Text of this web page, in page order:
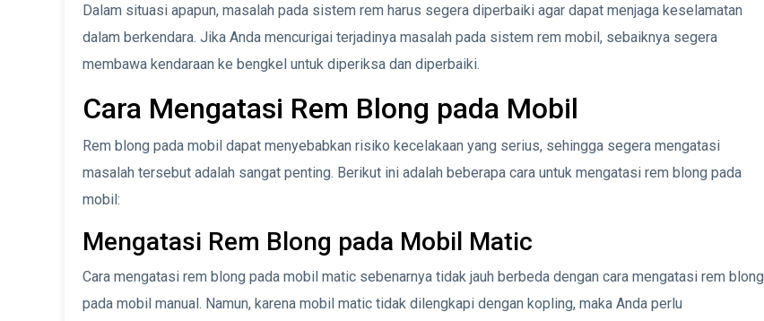
Dalam situasi apapun, masalah pada sistem rem harus segera diperbaiki agar dapat menjaga keselamatan
dalam berkendara. Jika Anda mencurigai terjadinya masalah pada sistem rem mobil, sebaiknya segera
membawa kendaraan ke bengkel untuk diperiksa dan diperbaiki.
Cara Mengatasi Rem Blong pada Mobil
Rem blong pada mobil dapat menyebabkan risiko kecelakaan yang serius, sehingga segera mengatasi
masalah tersebut adalah sangat penting. Berikut ini adalah beberapa cara untuk mengatasi rem blong pada
mobil:
Mengatasi Rem Blong pada Mobil Matic
Cara mengatasi rem blong pada mobil matic sebenarnya tidak jauh berbeda dengan cara mengatasi rem blong
pada mobil manual. Namun, karena mobil matic tidak dilengkapi dengan kopling, maka Anda perlu